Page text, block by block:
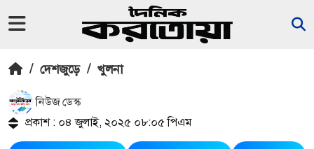
/ দেশজুড়ে / খুলনা
নিউজ ডেস্ক
প্রকাশ : ০৪ জুলাই, ২০২৫ ০৮:০৫ পিএম